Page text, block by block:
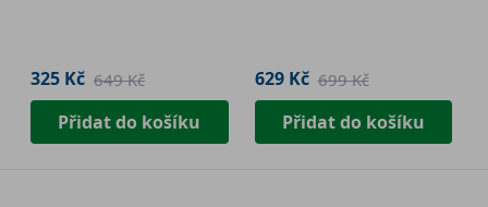
325 Kč 649 Kč
Přidat do košíku
629 Kč 699 Kč
Přidat do košíku